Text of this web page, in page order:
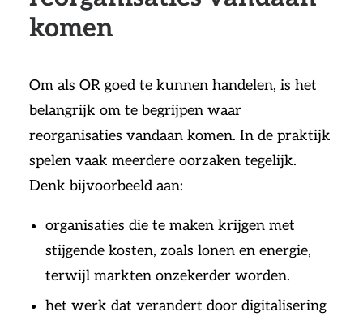
komen
Om als OR goed te kunnen handelen, is het
belangrijk om te begrijpen waar
reorganisaties vandaan komen. In de praktijk
spelen vaak meerdere oorzaken tegelijk.
Denk bijvoorbeeld aan:
organisaties die te maken krijgen met
stijgende kosten, zoals lonen en energie,
terwijl markten onzekerder worden.
het werk dat verandert door digitalisering